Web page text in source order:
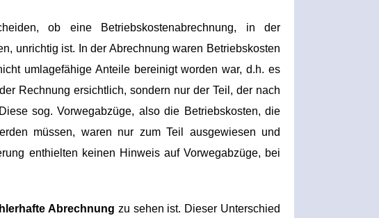
ob eine Betriebskostenabrechnung, in der
unrichtig ist. In der Abrechnung waren Betriebskosten
umlagefähige Anteile bereinigt worden war, d.h. es
Rechnung ersichtlich, sondern nur der Teil, der nach
sog. Vorwegabzüge, also die Betriebskosten, die
müssen, waren nur zum Teil ausgewiesen und
enthielten keinen Hinweis auf Vorwegabzüge, bei
Abrechnung zu sehen ist. Dieser Unterschied